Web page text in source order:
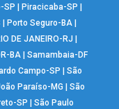
SP Piracicaba-SP
Porto Seguro-BA
DE JANEIRO-RJ
BA| Samambaia-DF
Campo-SP |São
Paraíso-MG |São
SP |São Paulo